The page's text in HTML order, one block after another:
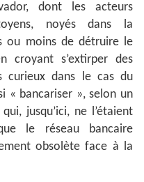
dont les acteurs
noyés dans la
ou moins de détruire le
croyant s’extirper des
curieux dans le cas du
« bancariser », selon un
jusqu’ici, ne l’étaient
le réseau bancaire
obsolète face à la